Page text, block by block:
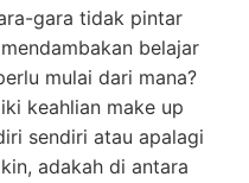
gara tidak pintar
belajar
mulai dari mana?
keahlian make up
sendiri atau apalagi
adakah di antara